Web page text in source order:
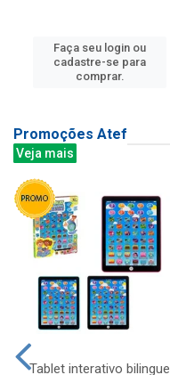
Faça seu login ou
cadastre-se para
comprar.
Promoções Atef
Veja mais
Tablet interativo bilingue